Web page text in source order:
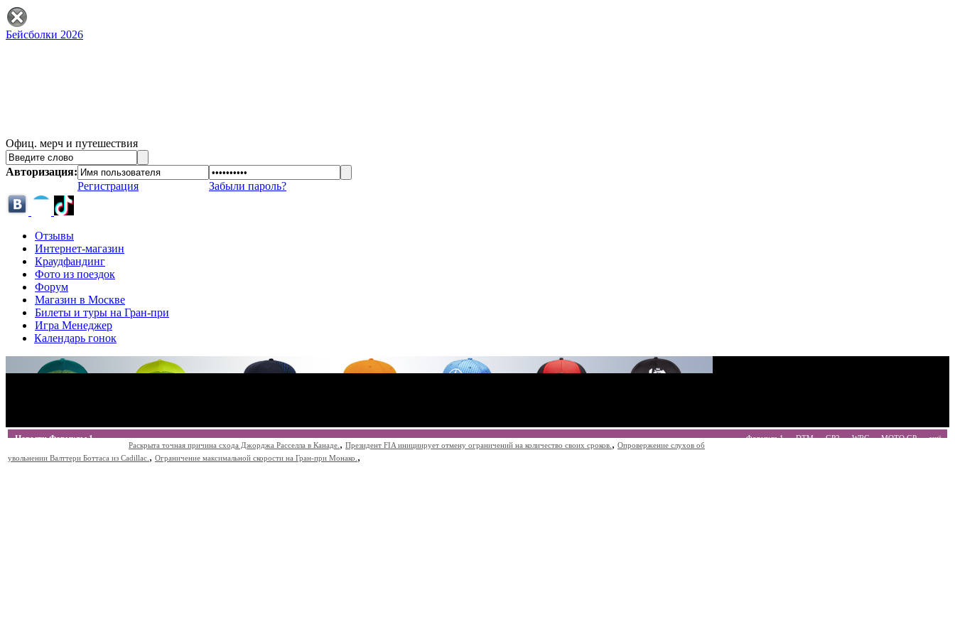
Бейсболки 2026
Офиц. мерч и путешествия
Авторизация:
Регистрация
Забыли пароль?
Отзывы
Интернет-магазин
Краудфандинг
Фото из поездок
Форум
Магазин в Москве
Билеты и туры на Гран-при
Игра Менеджер
Календарь гонок
Новости Формулы 1 Формула 1 DTM GP2 WRC MOTO GP
ещё
Раскрыта точная причина схода Джорджа Расселла в Канаде. , Президент FIA инициирует отмену ограничений на количество своих сроков. , Опровержение слухов об
увольнении Валттери Боттаса из Cadillac. , Ограничение максимальной скорости на Гран-при Монако. ,